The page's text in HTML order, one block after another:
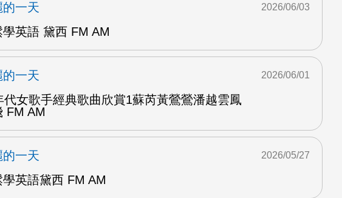
的一天
學英語 黛西 FM AM
2026/06/03
的一天
代女歌手經典歌曲欣賞1蘇芮黃鶯鶯潘越雲鳳
FM AM
2026/06/01
的一天
學英語黛西 FM AM
2026/05/27